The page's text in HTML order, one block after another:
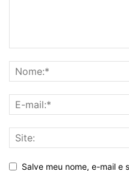
Salve meu nome, e-mail e